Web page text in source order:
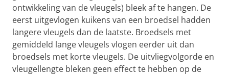
ontwikkeling van de vleugels) bleek af te hangen. De
eerst uitgevlogen kuikens van een broedsel hadden
langere vleugels dan de laatste. Broedsels met
gemiddeld lange vleugels vlogen eerder uit dan
broedsels met korte vleugels. De uitvliegvolgorde en
vleugellengte bleken geen effect te hebben op de